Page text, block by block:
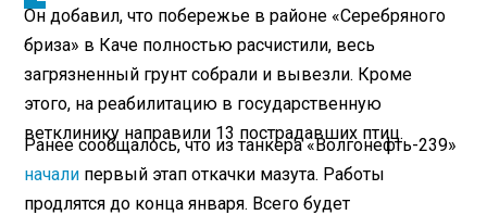
Он добавил, что побережье в районе «Серебряного
бриза» в Каче полностью расчистили, весь
загрязненный грунт собрали и вывезли. Кроме
этого, на реабилитацию в государственную
ветклинику направили 13 пострадавших птиц.
Ранее сообщалось, что из танкера «Волгонефть-239»
начали первый этап откачки мазута. Работы
продлятся до конца января. Всего будет